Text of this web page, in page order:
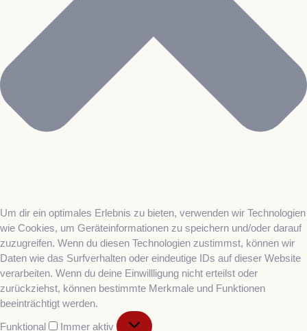
Um dir ein optimales Erlebnis zu bieten, verwenden wir Technologien
wie Cookies, um Geräteinformationen zu speichern und/oder darauf
zuzugreifen. Wenn du diesen Technologien zustimmst, können wir
Daten wie das Surfverhalten oder eindeutige IDs auf dieser Website
verarbeiten. Wenn du deine Einwillligung nicht erteilst oder
zurückziehst, können bestimmte Merkmale und Funktionen
beeinträchtigt werden.
Funktional
Immer aktiv